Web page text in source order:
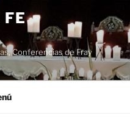
FE
Conferencias de Fray